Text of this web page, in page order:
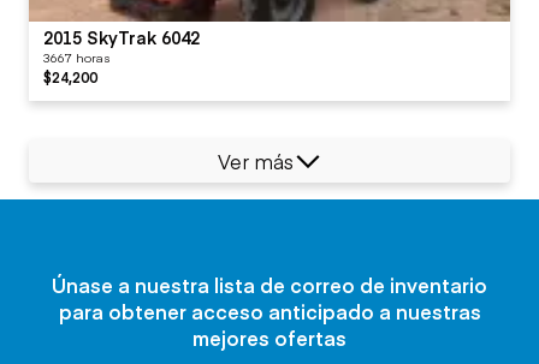
2015 SkyTrak 6042
3667 horas
$24,200
Ver más
Únase a nuestra lista de correo de inventario
para obtener acceso anticipado a nuestras
mejores ofertas